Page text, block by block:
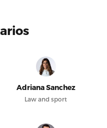
Adriana Sanchez
Law and sport